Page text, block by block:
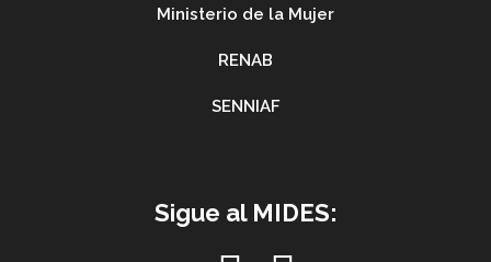
Ministerio de la Mujer
RENAB
SENNIAF
Sigue al MIDES: